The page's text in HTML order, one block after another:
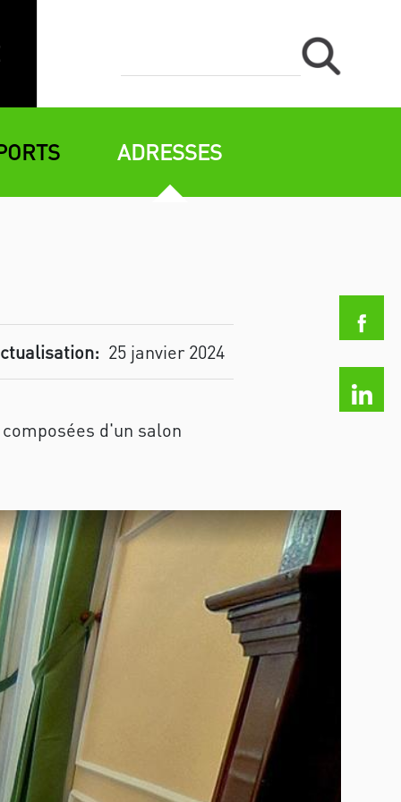
ADRESSES
25 janvier 2024
d'un salon